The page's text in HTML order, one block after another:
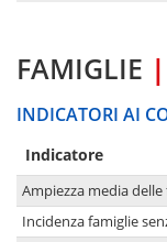
FAMIGLIE |
INDICATORI AI
Indicatore
Ampiezza media delle
Incidenza famiglie